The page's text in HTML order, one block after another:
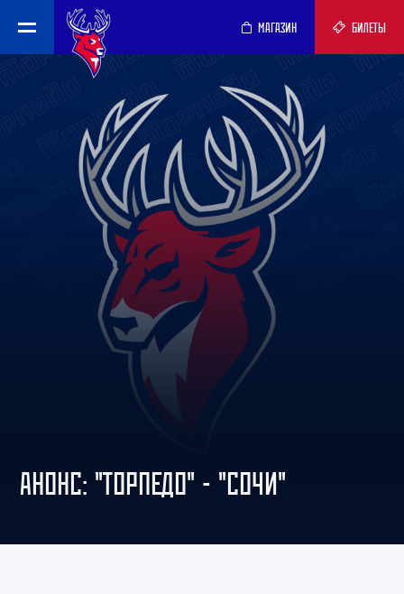
МАГАЗИН БИЛЕТЫ
АНОНС: "ТОРПЕДО" - "СОЧИ"